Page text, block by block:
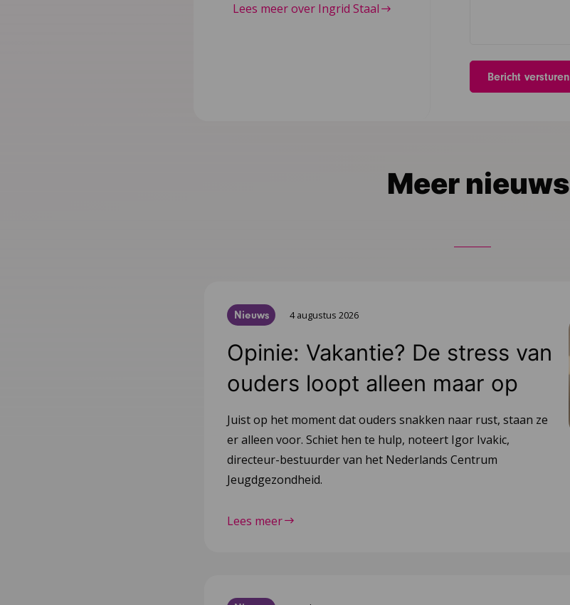
Lees meer over Ingrid Staal
Meer nieuws
Nieuws 4 augustus 2026
Opinie: Vakantie? De stress van
ouders loopt alleen maar op
Juist op het moment dat ouders snakken naar rust, staan ze
er alleen voor. Schiet hen te hulp, noteert Igor Ivakic,
directeur-bestuurder van het Nederlands Centrum
Jeugdgezondheid.
Lees meer